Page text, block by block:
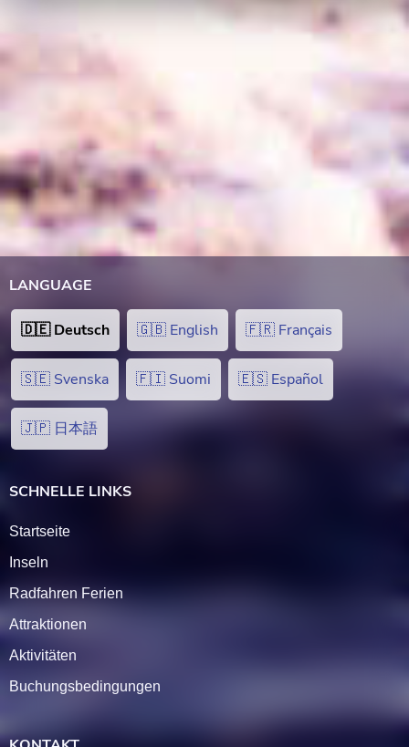
LANGUAGE
🇩🇪 Deutsch 🇬🇧 English 🇫🇷 Français
🇸🇪 Svenska 🇫🇮 Suomi 🇪🇸 Español
🇯🇵 日本語
SCHNELLE LINKS
Startseite
Inseln
Radfahren Ferien
Attraktionen
Aktivitäten
Buchungsbedingungen